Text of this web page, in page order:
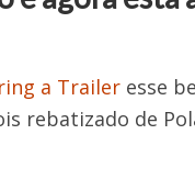
a Traileresse
rebatizado de